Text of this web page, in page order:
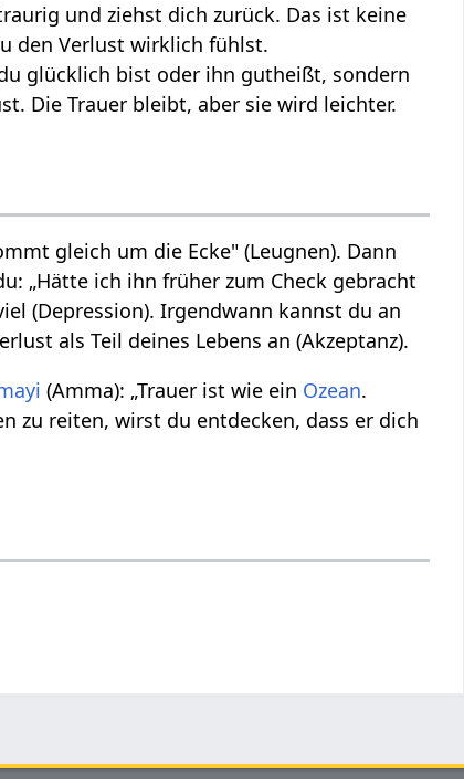
und ziehst dich zurück. Das ist keine
den Verlust wirklich fühlst.
glücklich bist oder ihn gutheißt, sondern
Die Trauer bleibt, aber sie wird leichter.
gleich um die Ecke" (Leugnen). Dann
„Hätte ich ihn früher zum Check gebracht
(Depression). Irgendwann kannst du an
als Teil deines Lebens an (Akzeptanz).
(Amma): „Trauer ist wie ein Ozean.
zu reiten, wirst du entdecken, dass er dich